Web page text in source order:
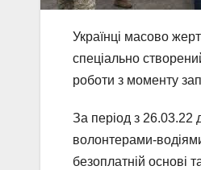
Українці масово
спеціально
роботи з моменту
За період з 26.03.22
волонтерами-
безоплатній основі